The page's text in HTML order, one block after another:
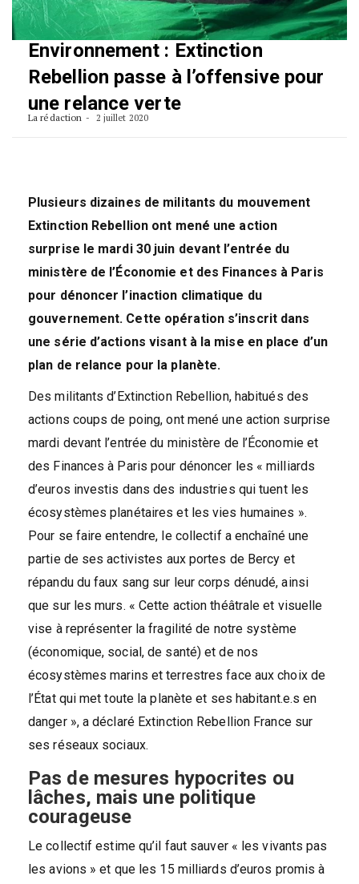
Environnement : Extinction
Rebellion passe à l’offensive pour
une relance verte
La rédaction 2 juillet 2020
Plusieurs dizaines de militants du mouvement
Extinction Rebellion ont mené une action
surprise le mardi 30 juin devant l’entrée du
ministère de l’Économie et des Finances à Paris
pour dénoncer l’inaction climatique du
gouvernement. Cette opération s’inscrit dans
une série d’actions visant à la mise en place d’un
plan de relance pour la planète.
Des militants d’Extinction Rebellion, habitués des
actions coups de poing, ont mené une action surprise
mardi devant l’entrée du ministère de l’Économie et
des Finances à Paris pour dénoncer les « milliards
d’euros investis dans des industries qui tuent les
écosystèmes planétaires et les vies humaines ».
Pour se faire entendre, le collectif a enchaîné une
partie de ses activistes aux portes de Bercy et
répandu du faux sang sur leur corps dénudé, ainsi
que sur les murs. « Cette action théâtrale et visuelle
vise à représenter la fragilité de notre système
(économique, social, de santé) et de nos
écosystèmes marins et terrestres face aux choix de
l’État qui met toute la planète et ses habitant.e.s en
danger », a déclaré Extinction Rebellion France sur
ses réseaux sociaux.
Pas de mesures hypocrites ou
lâches, mais une politique
courageuse
Le collectif estime qu’il faut sauver « les vivants pas
les avions » et que les 15 milliards d’euros promis à